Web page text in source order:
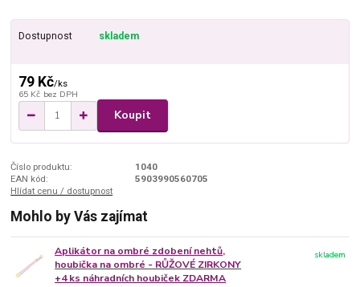
Dostupnost skladem
79 Kč/ks
65 Kč bez DPH
Koupit
Číslo produktu:
1040
EAN kód:
5903990560705
Hlídat cenu / dostupnost
Mohlo by Vás zajímat
Aplikátor na ombré zdobení nehtů,
houbička na ombré - RŮŽOVÉ ZIRKONY
+4 ks náhradních houbiček ZDARMA
skladem